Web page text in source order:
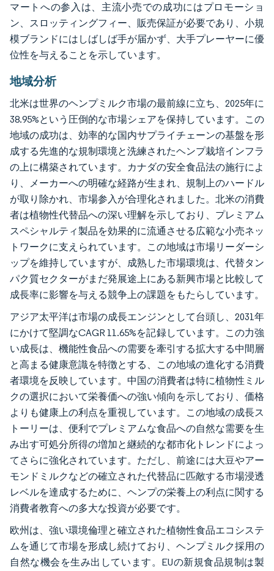
マートへの参入は、主流小売での成功にはプロモーショ
ン、スロッティングフィー、販売保証が必要であり、小規
模ブランドにはしばしば手が届かず、大手プレーヤーに優
位性を与えることを示しています。
地域分析
北米は世界のヘンプミルク市場の最前線に立ち、2025年に
38.95%という圧倒的な市場シェアを保持しています。この
地域の成功は、効率的な国内サプライチェーンの基盤を形
成する先進的な規制環境と洗練されたヘンプ栽培インフラ
の上に構築されています。カナダの安全食品法の施行によ
り、メーカーへの明確な経路が生まれ、規制上のハードル
が取り除かれ、市場参入が合理化されました。北米の消費
者は植物性代替品への深い理解を示しており、プレミアム
スペシャルティ製品を効果的に流通させる広範な小売ネッ
トワークに支えられています。この地域は市場リーダーシ
ップを維持していますが、成熟した市場環境は、代替タン
パク質セクターがまだ発展途上にある新興市場と比較して
成長率に影響を与える競争上の課題をもたらしています。
アジア太平洋は市場の成長エンジンとして台頭し、2031年
にかけて堅調なCAGR 11.65%を記録しています。この力強
い成長は、機能性食品への需要を牽引する拡大する中間層
と高まる健康意識を特徴とする、この地域の進化する消費
者環境を反映しています。中国の消費者は特に植物性ミル
クの選択において栄養価への強い傾向を示しており、価格
よりも健康上の利点を重視しています。この地域の成長ス
トーリーは、便利でプレミアムな食品への自然な需要を生
み出す可処分所得の増加と継続的な都市化トレンドによっ
てさらに強化されています。ただし、前途には大豆やアー
モンドミルクなどの確立された代替品に匹敵する市場浸透
レベルを達成するために、ヘンプの栄養上の利点に関する
消費者教育への多大な投資が必要です。
欧州は、強い環境倫理と確立された植物性食品エコシステ
ムを通じて市場を形成し続けており、ヘンプミルク採用の
自然な機会を生み出しています。EUの新規食品規制は製